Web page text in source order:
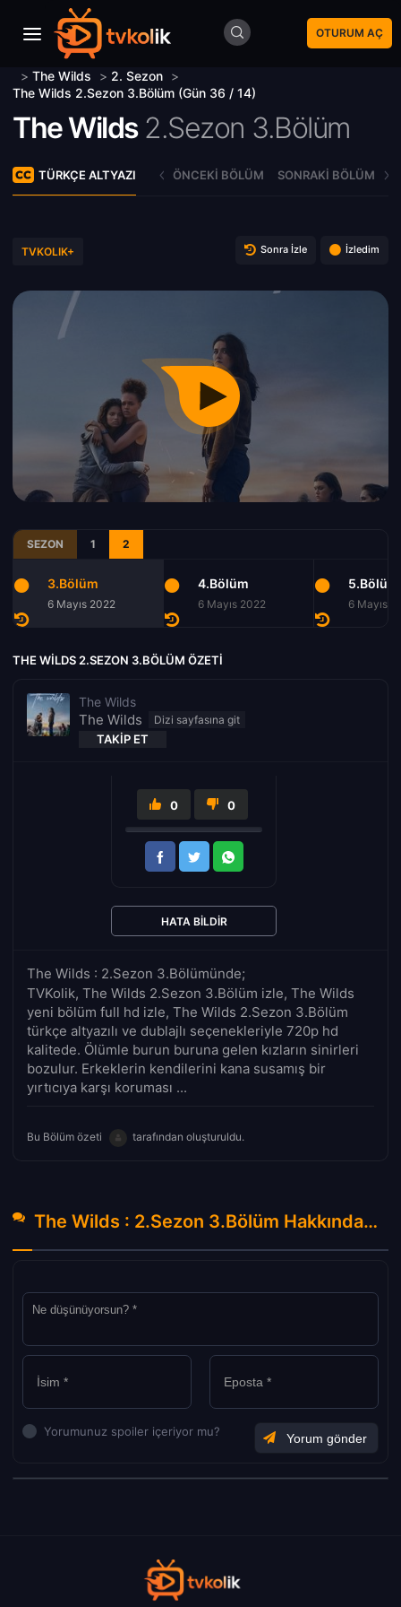
OTURUM AÇ
> The Wilds > 2. Sezon >
The Wilds 2.Sezon 3.Bölüm (Gün 36 / 14)
The Wilds 2.Sezon 3.Bölüm
TÜRKÇE ALTYAZI ÖNCEKI BÖLÜM SONRAKI BÖLÜM
TVKOLIK+ Sonra İzle İzledim
SEZON 1 2
3.Bölüm
6 Mayıs 2022
4.Bölüm
6 Mayıs 2022
5.Bölüm
6 Mayıs
THE WILDS 2.SEZON 3.BÖLÜM ÖZETI
The Wilds
The Wilds
TAKIP ET
The Wilds : 2.Sezon 3.Bölümünde;
TVKolik, The Wilds 2.Sezon 3.Bölüm izle, The Wilds
yeni bölüm full hd izle, The Wilds 2.Sezon 3.Bölüm
türkçe altyazılı ve dublajlı seçenekleriyle 720p hd
kalitede. Ölümle burun buruna gelen kızların sinirleri
bozulur. Erkeklerin kendilerini kana susamış bir
yırtıcıya karşı koruması ...
Bu Bölüm özeti tarafından oluşturuldu.
0 0
HATA BILDIR
The Wilds : 2.Sezon 3.Bölüm Hakkında Yorumlar
Yorumunuz spoiler içeriyor mu?